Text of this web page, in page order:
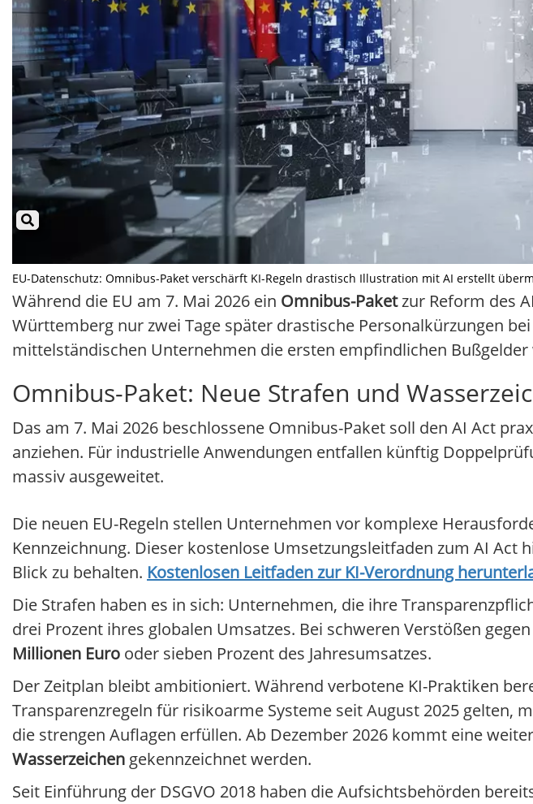
EU-Datenschutz: Omnibus-Paket verschärft KI-Regeln drastisch Illustration mit AI erstellt
Während die EU am 7. Mai 2026 ein Omnibus-Paketzur Reform des
Württemberg nur zwei Tage später drastische Personalkürzungen
mittelständischen Unternehmen die ersten empfindlichen
Omnibus-Paket: Neue Strafen und
Das am 7. Mai 2026 beschlossene Omnibus-Paket soll den AI Act
anziehen. Für industrielle Anwendungen entfallen künftig
massiv ausgeweitet.
Die neuen EU-Regeln stellen Unternehmen vor komplexe
Kennzeichnung. Dieser kostenlose Umsetzungsleitfaden zum AI Act
Blick zu behalten. Kostenlosen Leitfaden zur KI-Verordnung
Die Strafen haben es in sich: Unternehmen, die ihre
drei Prozent ihres globalen Umsatzes. Bei schweren Verstößen
Millionen Euro oder sieben Prozent des Jahresumsatzes.
Der Zeitplan bleibt ambitioniert. Während verbotene KI-Praktiken
Transparenzregeln für risikoarme Systeme seit August 2025 gelten,
die strengen Auflagen erfüllen. Ab Dezember 2026 kommt eine
Wasserzeichen gekennzeichnet werden.
Seit Einführung der DSGVO 2018 haben die Aufsichtsbehörden